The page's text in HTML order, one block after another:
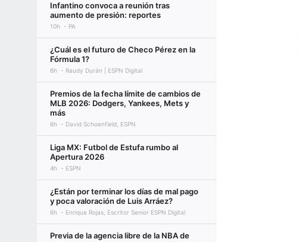
Infantino convoca a reunión tras
aumento de presión: reportes
10h PA
¿Cuál es el futuro de Checo Pérez en la
Fórmula 1?
6h Raudy Durán | ESPN Digital
Premios de la fecha límite de cambios de
MLB 2026: Dodgers, Yankees, Mets y
más
6h David Schoenfield, ESPN
Liga MX: Futbol de Estufa rumbo al
Apertura 2026
4h ESPN
¿Están por terminar los días de mal pago
y poca valoración de Luis Arráez?
6h Enrique Rojas, Escritor Senior ESPN Digital
Previa de la agencia libre de la NBA de